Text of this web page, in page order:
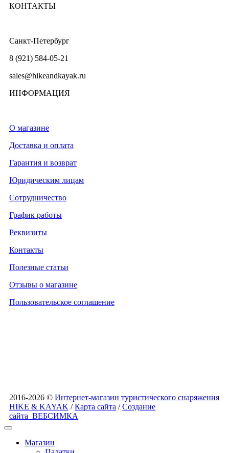
КОНТАКТЫ
Санкт-Петербург
8 (921) 584-05-21
sales@hikeandkayak.ru
ИНФОРМАЦИЯ
О магазине
Доставка и оплата
Гарантия и возврат
Юридическим лицам
Сотрудничество
График работы
Реквизиты
Контакты
Полезные статьи
Отзывы о магазине
Пользовательское соглашение
2016-2026 © Интернет-магазин туристического снаряжения
HIKE & KAYAK /Карта сайта /Создание
сайта ВЕБСИМКА
Магазин